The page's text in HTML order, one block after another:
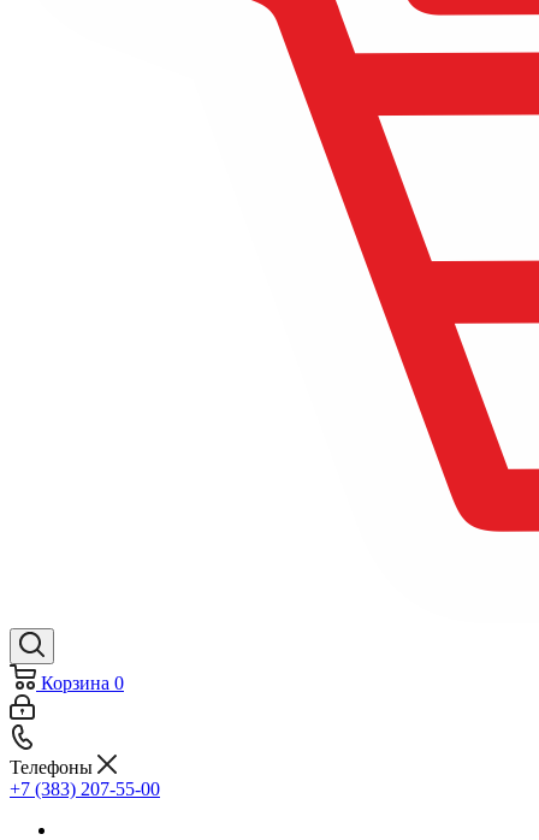
Корзина 0
Телефоны
+7 (383) 207-55-00